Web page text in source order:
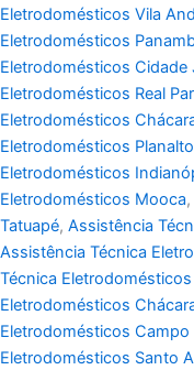
Eletrodomésticos Vila
Eletrodomésticos
Eletrodomésticos Cidade
Eletrodomésticos Real
Eletrodomésticos
Eletrodomésticos
Eletrodomésticos
Eletrodomésticos Mooca,
Tatuapé, Assistência
Assistência Técnica
Técnica
Eletrodomésticos
Eletrodomésticos Campo
Eletrodomésticos Santo